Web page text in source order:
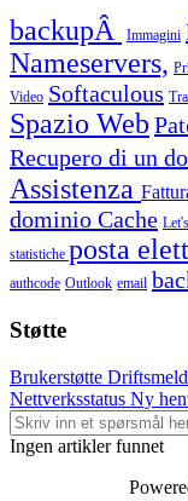
backupÂ Immagini
Nameservers,
Video Softaculous
Spazio Web
Recupero di un
Assistenza
dominio Cache
statistiche posta
authcode Outlook email
Støtte
Brukerstøtte
Nettverksstatus Ny
Ingen artikler funnet